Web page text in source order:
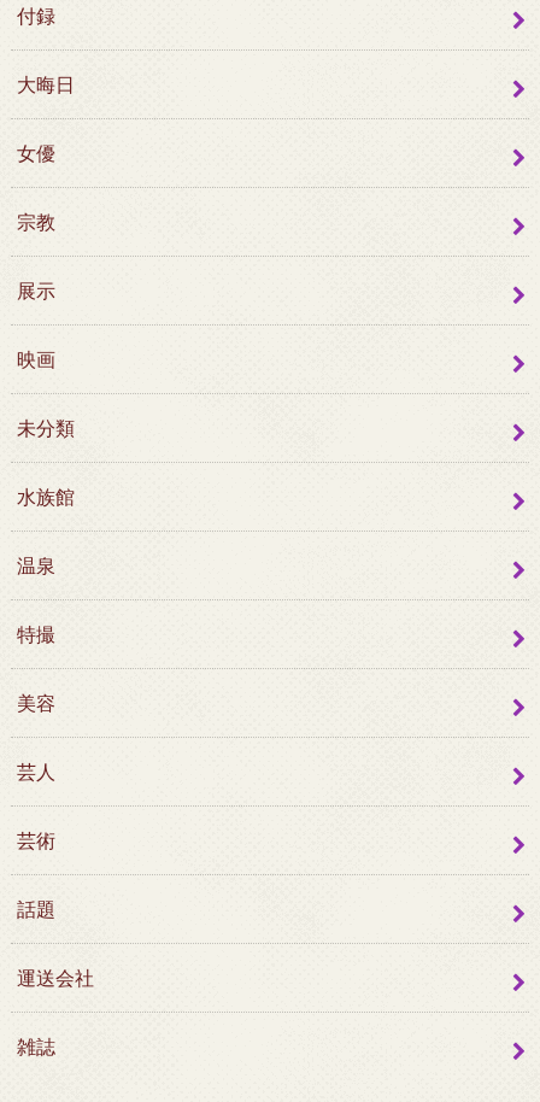
付録
大晦日
女優
宗教
展示
映画
未分類
水族館
温泉
特撮
美容
芸人
芸術
話題
運送会社
雑誌